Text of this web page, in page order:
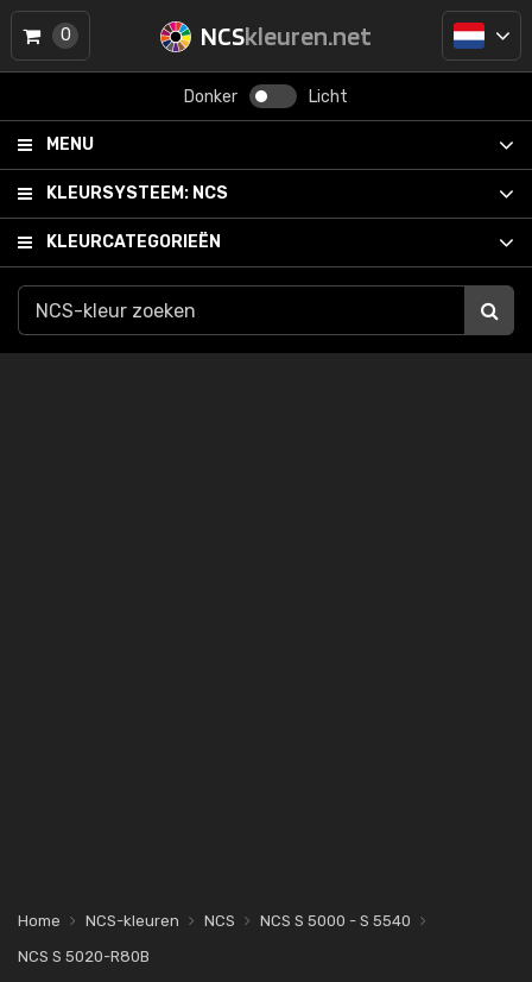
NCSkleuren.net
Donker Licht
MENU
KLEURSYSTEEM: NCS
KLEURCATEGORIEËN
0
Home NCS-kleuren NCS
NCS S 5000 - S 5540
NCS S 5020-R80B